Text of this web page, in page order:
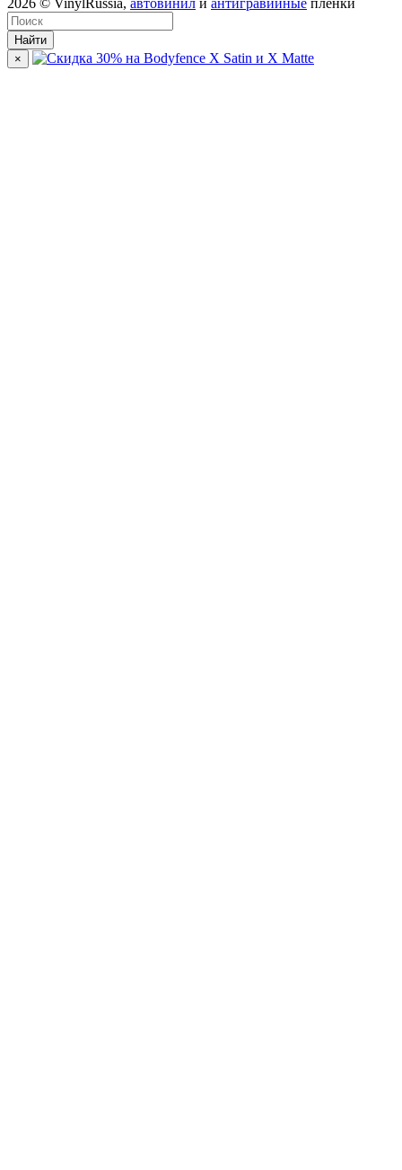
2026 © VinylRussia, автовинил и антигравийные пленки
Найти
×